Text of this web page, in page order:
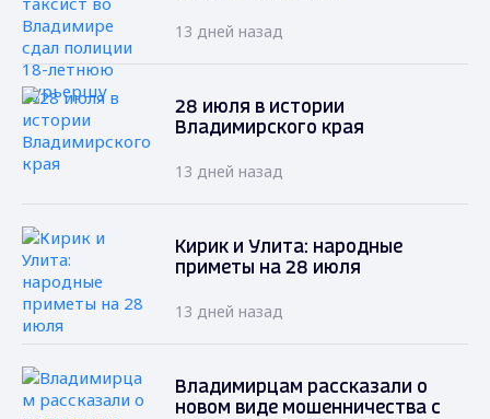
13 дней назад
28 июля в истории
Владимирского края
13 дней назад
Кирик и Улита: народные
приметы на 28 июля
13 дней назад
Владимирцам рассказали о
новом виде мошенничества с